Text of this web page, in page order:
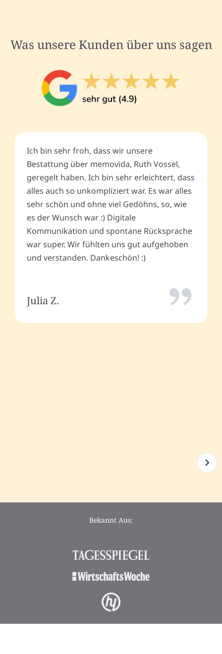
Was unsere Kunden über uns sagen
Ich bin sehr froh, dass wir unsere
Bestattung über memovida, Ruth Vossel,
geregelt haben. Ich bin sehr erleichtert, dass
alles auch so unkompliziert war. Es war alles
sehr schön und ohne viel Gedöhns, so, wie
es der Wunsch war :) Digitale
Kommunikation und spontane Rücksprache
war super. Wir fühlten uns gut aufgehoben
und verstanden. Dankeschön! :)
Julia Z.
Bekannt Aus: